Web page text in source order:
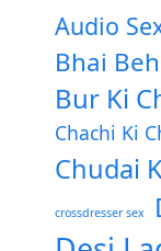
Audio
Bhai
Bur Ki
Chachi Ki
Chudai
crossdresser sex